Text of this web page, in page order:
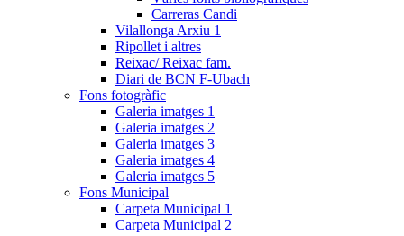
Carreras Candi
Vilallonga Arxiu 1
Ripollet i altres
Reixac/ Reixac fam.
Diari de BCN F-Ubach
Fons fotogràfic
Galeria imatges 1
Galeria imatges 2
Galeria imatges 3
Galeria imatges 4
Galeria imatges 5
Fons Municipal
Carpeta Municipal 1
Carpeta Municipal 2